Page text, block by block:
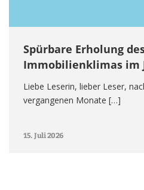
Spürbare Erholung
Immobilienklimas im
Liebe Leserin, lieber Leser,
vergangenen Monate […]
15. Juli 2026